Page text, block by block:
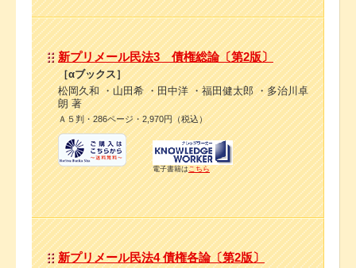
新プリメール民法3 債権総論〔第2版〕
［αブックス］
松岡久和 ・山田希 ・田中洋 ・福田健太郎 ・多治川卓
朗 著
Ａ５判・286ページ・2,970円（税込）
電子書籍はこちら
新プリメール民法4 債権各論〔第2版〕